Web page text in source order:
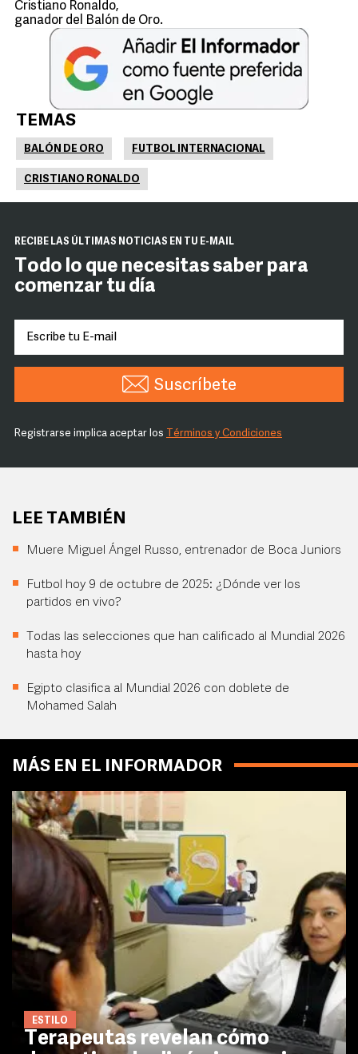
Cristiano Ronaldo,
ganador del Balón de Oro.
TEMAS
BALÓN DE ORO FUTBOL INTERNACIONAL
CRISTIANO RONALDO
RECIBE LAS ÚLTIMAS NOTICIAS EN TU E-MAIL
Todo lo que necesitas saber para
comenzar tu día
Suscríbete
Registrarse implica aceptar los Términos y Condiciones
LEE TAMBIÉN
Muere Miguel Ángel Russo, entrenador de Boca Juniors
Futbol hoy 9 de octubre de 2025: ¿Dónde ver los
partidos en vivo?
Todas las selecciones que han calificado al Mundial 2026
hasta hoy
Egipto clasifica al Mundial 2026 con doblete de
Mohamed Salah
MÁS EN EL INFORMADOR
ESTILO
Terapeutas revelan cómo